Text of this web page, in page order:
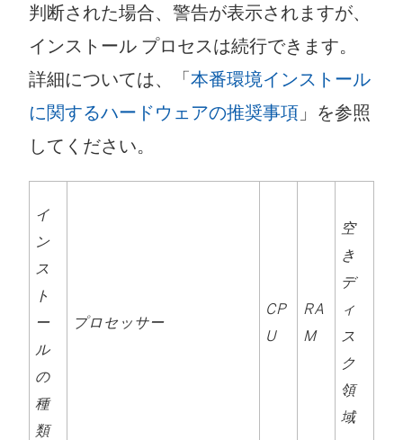
判断された場合、警告が表示されますが、
インストール プロセスは続行できます。
詳細については、「本番環境インストール
に関するハードウェアの推奨事項 」を参照
してください。
イ
ン
ス
ト
ー
ル
の
種
類
プロセッサー
CP
U
RA
M
空
き
デ
ィ
ス
ク
領
域